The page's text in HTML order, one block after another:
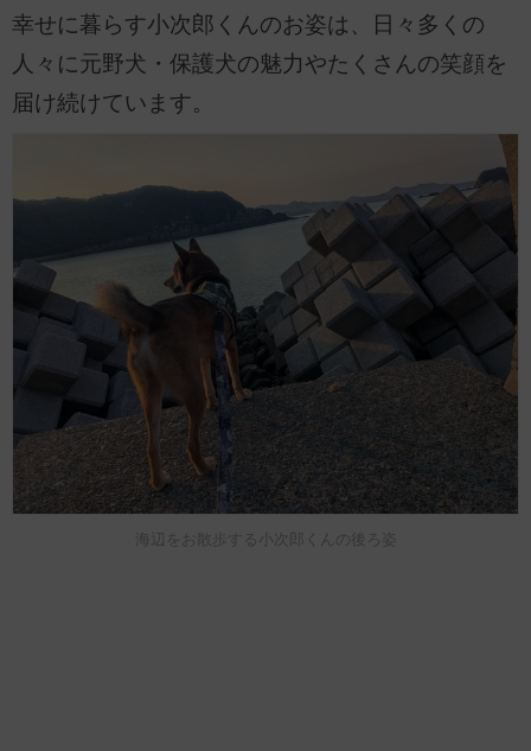
幸せに暮らす小次郎くんのお姿は、日々多くの
人々に元野犬・保護犬の魅力やたくさんの笑顔を
届け続けています。
海辺をお散歩する小次郎くんの後ろ姿